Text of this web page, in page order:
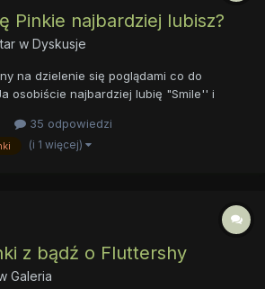
Pinkie najbardziej lubisz?
w Dyskusje
na dzielenie się poglądami co do
osobiście najbardziej lubię "Smile'' i
pochwalcie się jakie piosenki naszego
i dlaczego. A tutaj coś do posłucha...
35 odpowiedzi
(i 1 więcej)
z bądź o Fluttershy
Galeria